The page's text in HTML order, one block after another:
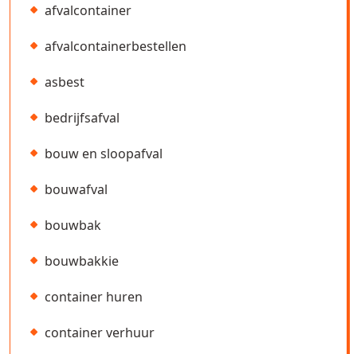
afvalcontainer
afvalcontainerbestellen
asbest
bedrijfsafval
bouw en sloopafval
bouwafval
bouwbak
bouwbakkie
container huren
container verhuur